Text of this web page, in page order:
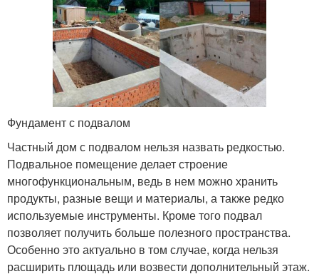
Фундамент с подвалом
Частный дом с подвалом нельзя назвать редкостью.
Подвальное помещение делает строение
многофункциональным, ведь в нем можно хранить
продукты, разные вещи и материалы, а также редко
используемые инструменты. Кроме того подвал
позволяет получить больше полезного пространства.
Особенно это актуально в том случае, когда нельзя
расширить площадь или возвести дополнительный этаж.